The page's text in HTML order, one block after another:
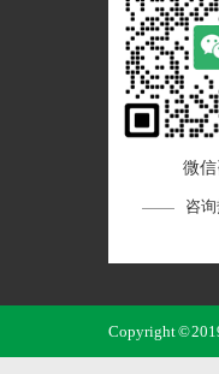
微
咨
Copyright ©